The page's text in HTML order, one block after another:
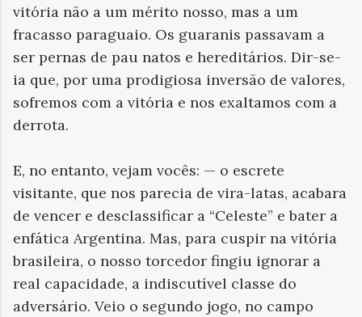
vitória não a um mérito nosso, mas a um
fracasso paraguaio. Os guaranis passavam a
ser pernas de pau natos e hereditários. Dir-se-
ia que, por uma prodigiosa inversão de valores,
sofremos com a vitória e nos exaltamos com a
derrota.
E, no entanto, vejam vocês: — o escrete
visitante, que nos parecia de vira-latas, acabara
de vencer e desclassificar a “Celeste” e bater a
enfática Argentina. Mas, para cuspir na vitória
brasileira, o nosso torcedor fingiu ignorar a
real capacidade, a indiscutível classe do
adversário. Veio o segundo jogo, no campo